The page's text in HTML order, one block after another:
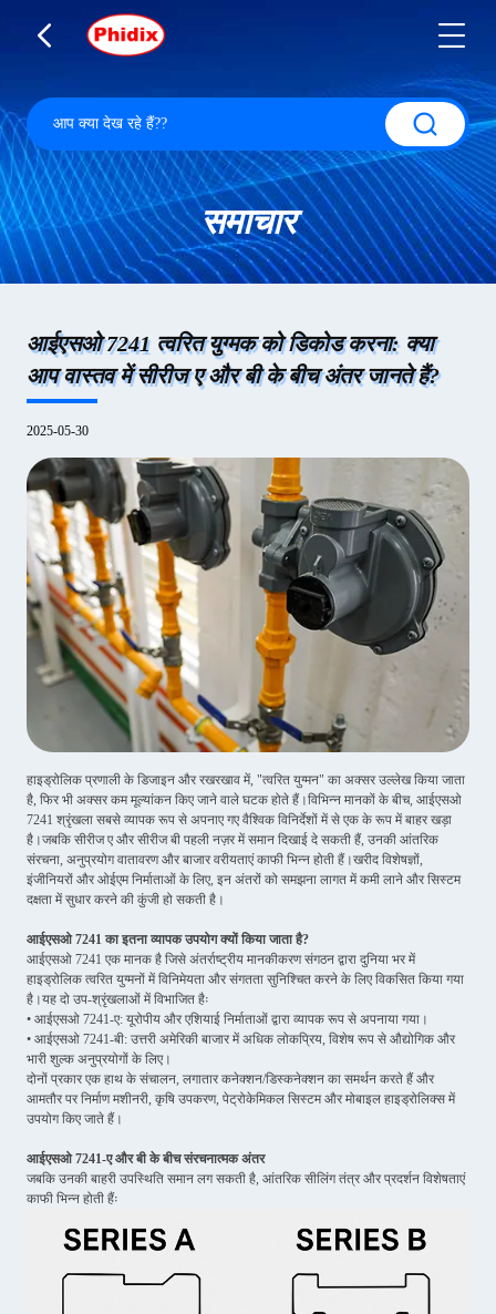
समाचार
आईएसओ 7241 त्वरित युग्मक को डिकोड करना: क्या
आप वास्तव में सीरीज ए और बी के बीच अंतर जानते हैं?
2025-05-30
हाइड्रोलिक प्रणाली के डिजाइन और रखरखाव में, "त्वरित युग्मन" का अक्सर उल्लेख किया जाता
है, फिर भी अक्सर कम मूल्यांकन किए जाने वाले घटक होते हैं।विभिन्न मानकों के बीच, आईएसओ
7241 श्रृंखला सबसे व्यापक रूप से अपनाए गए वैश्विक विनिर्देशों में से एक के रूप में बाहर खड़ा
है।जबकि सीरीज ए और सीरीज बी पहली नज़र में समान दिखाई दे सकती हैं, उनकी आंतरिक
संरचना, अनुप्रयोग वातावरण और बाजार वरीयताएं काफी भिन्न होती हैं।खरीद विशेषज्ञों,
इंजीनियरों और ओईएम निर्माताओं के लिए, इन अंतरों को समझना लागत में कमी लाने और सिस्टम
दक्षता में सुधार करने की कुंजी हो सकती है।
आईएसओ 7241 का इतना व्यापक उपयोग क्यों किया जाता है?
आईएसओ 7241 एक मानक है जिसे अंतर्राष्ट्रीय मानकीकरण संगठन द्वारा दुनिया भर में
हाइड्रोलिक त्वरित युग्मनों में विनिमेयता और संगतता सुनिश्चित करने के लिए विकसित किया गया
है।यह दो उप-श्रृंखलाओं में विभाजित हैः
• आईएसओ 7241-ए: यूरोपीय और एशियाई निर्माताओं द्वारा व्यापक रूप से अपनाया गया।
• आईएसओ 7241-बी: उत्तरी अमेरिकी बाजार में अधिक लोकप्रिय, विशेष रूप से औद्योगिक और
भारी शुल्क अनुप्रयोगों के लिए।
दोनों प्रकार एक हाथ के संचालन, लगातार कनेक्शन/डिस्कनेक्शन का समर्थन करते हैं और
आमतौर पर निर्माण मशीनरी, कृषि उपकरण, पेट्रोकेमिकल सिस्टम और मोबाइल हाइड्रोलिक्स में
उपयोग किए जाते हैं।
आईएसओ 7241-ए और बी के बीच संरचनात्मक अंतर
जबकि उनकी बाहरी उपस्थिति समान लग सकती है, आंतरिक सीलिंग तंत्र और प्रदर्शन विशेषताएं
काफी भिन्न होती हैंः